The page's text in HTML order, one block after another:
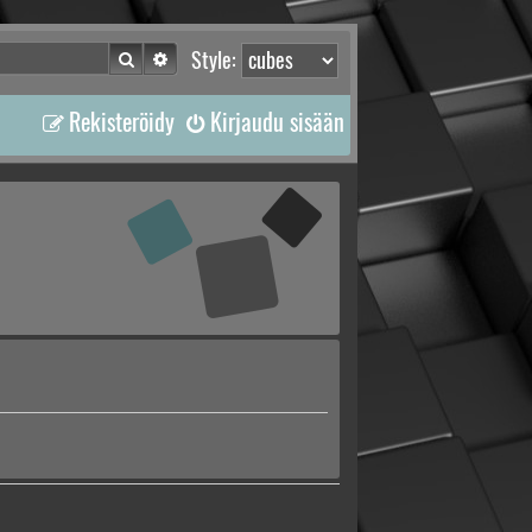
Style:
Etsi Tarkennettu haku
Kirjaudu sisään
Rekisteröidy